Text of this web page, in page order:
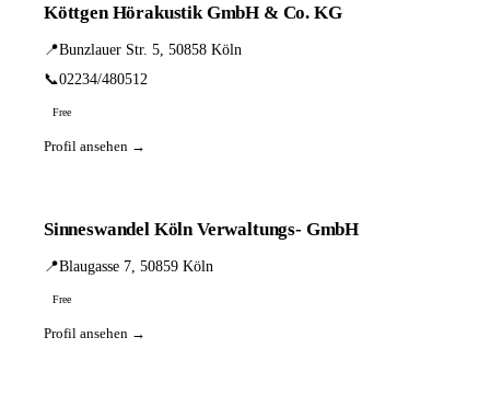
Köttgen Hörakustik GmbH & Co. KG
📍Bunzlauer Str. 5, 50858 Köln
📞02234/480512
Free
Profil ansehen →
Sinneswandel Köln Verwaltungs- GmbH
📍Blaugasse 7, 50859 Köln
Free
Profil ansehen →